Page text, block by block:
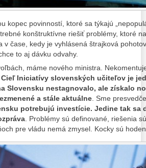
kopec povinností, ktoré sa týkajú
konštruktívne riešiť problémy, ktoré
v čase, kedy je vyhlásená štrajková
to aj dávku odvahy.
máme nového ministra.
Cieľ Iniciatívy slovenských učiteľov je
Slovensku nestagnovalo, ale získalo
a stále aktuálne . Sme
potrebujú investície. Jedine tak
. Problémy sú definované, riešenia
pre vládu nemá zmysel. Kocky sú